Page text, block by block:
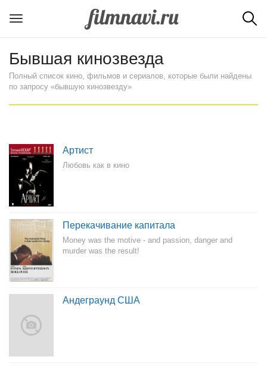
Бывшая кинозвезда
Полный список кино, фильмов и сериалов, которые были найдены
по запросу «бывшую кинозвезду»
Артист
Любовь как в кино
Перекачивание капитала
Money was the motive - and passion, danger and
murder was the result!
Андеграунд США